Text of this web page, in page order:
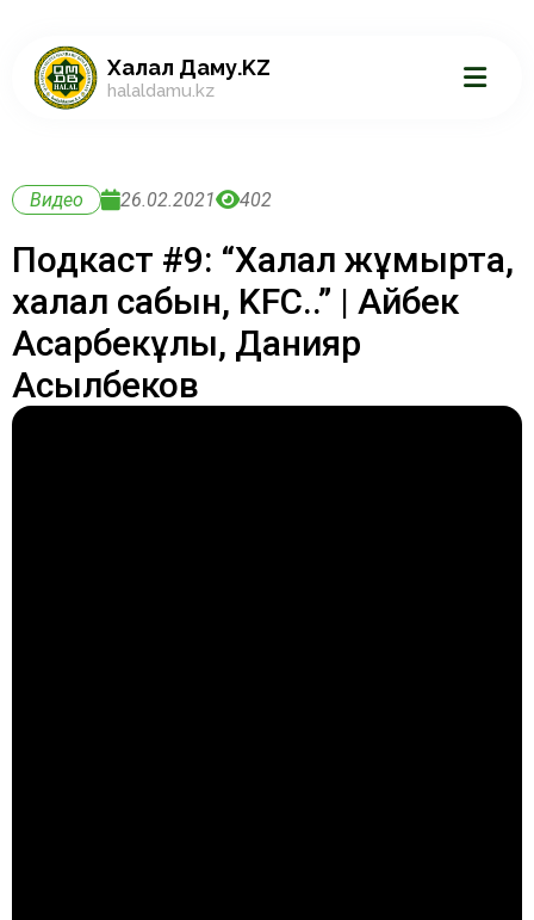
Халал Даму.KZ
halaldamu.kz
Видео 26.02.2021 402
Подкаст #9: “Халал жұмыртқа,
халал сабын, KFC..” | Айбек
Асқарбекұлы, Данияр
Асылбеков